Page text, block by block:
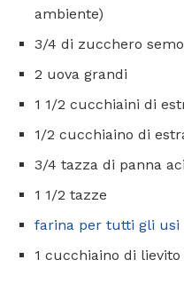
ambiente)
3/4 di zucchero
2 uova grandi
1 1/2 cucchiaini di
1/2 cucchiaino di
3/4 tazza di panna
1 1/2 tazze
farina per tutti gli usi
1 cucchiaino di